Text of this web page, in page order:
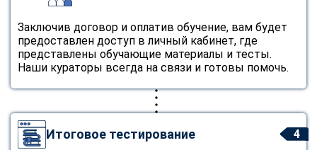
Заключив договор и оплатив обучение, вам будет
предоставлен доступ в личный кабинет, где
представлены обучающие материалы и тесты.
Наши кураторы всегда на связи и готовы помочь.
4
Итоговое тестирование